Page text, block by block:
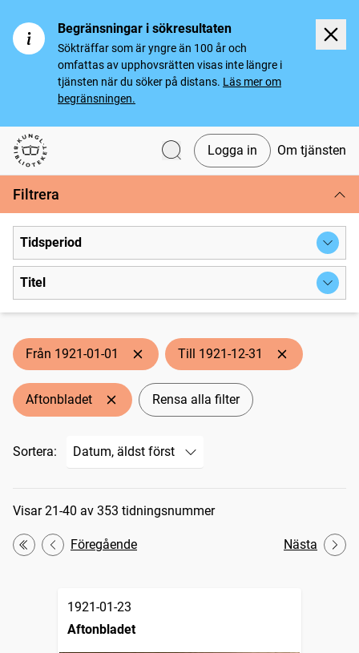
Begränsningar i sökresultaten
Sökträffar som är yngre än 100 år och
omfattas av upphovsrätten visas inte längre i
tjänsten när du söker på distans. Läs mer om
begränsningen.
Svenska tidningar
Logga in Om tjänsten
Filtrera
Tidsperiod
Titel
Från 1921-01-01 Till 1921-12-31
Aftonbladet Rensa alla filter
Sortera:
Sökresultat
Visar 21-40 av 353 tidningsnummer
Första
Föregående Nästa
1921-01-23
Aftonbladet